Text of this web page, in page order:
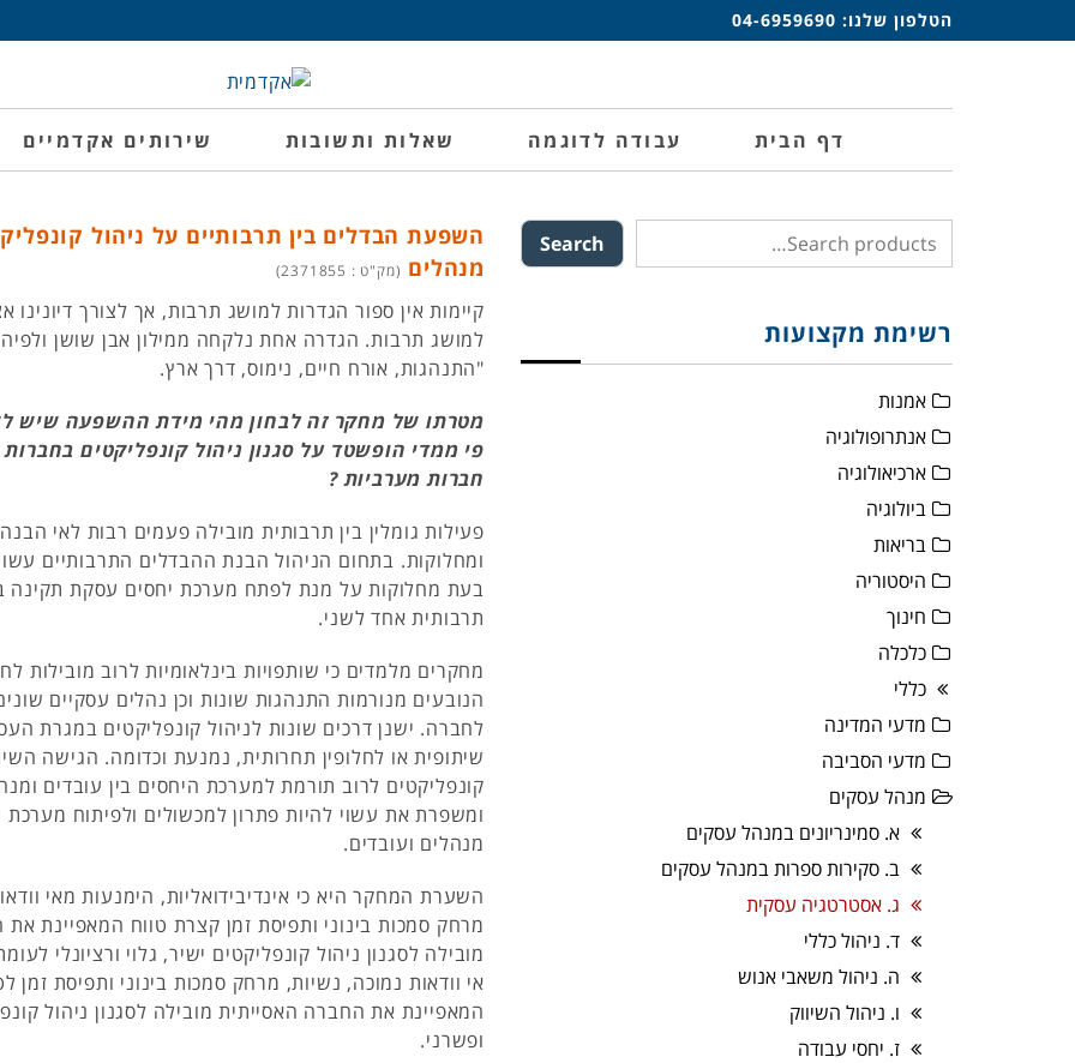
הטלפון שלנו: 04-6959690
דף הבית עבודה לדוגמה שאלות ותשובות שירותים אקדמיים
השפעת הבדלים בין תרבותיים על ניהול
מנהלים (מק"ט : 2371855)
קיימות אין ספור הגדרות למושג תרבות, אך לצורך דיונינו
למושג תרבות. הגדרה אחת נלקחה ממילון אבן שושן
"התנהגות, אורח חיים, נימוס, דרך ארץ.
מטרתו של מחקר זה לבחון מהי מידת ההשפעה שיש
פי ממדי הופשטד על סגנון ניהול קונפליקטים
חברות מערביות ?
פעילות גומלין בין תרבותית מובילה פעמים רבות לאי
ומחלוקות. בתחום הניהול הבנת ההבדלים התרבותיים
בעת מחלוקות על מנת לפתח מערכת יחסים עסקת תקינה
תרבותית אחד לשני.
מחקרים מלמדים כי שותפויות בינלאומיות לרוב מובילות
הנובעים מנורמות התנהגות שונות וכן נהלים עסקיים
לחברה. ישנן דרכים שונות לניהול קונפליקטים במגרת
שיתופית או לחלופין תחרותית, נמנעת וכדומה. הגישה
קונפליקטים לרוב תורמת למערכת היחסים בין עובדים
ומשפרת את עשוי להיות פתרון למכשולים ולפיתוח מערכת
מנהלים ועובדים.
השערת המחקר היא כי אינדיבידואליות, הימנעות מאי
מרחק סמכות בינוני ותפיסת זמן קצרת טווח המאפיינת
מובילה לסגנון ניהול קונפליקטים ישיר, גלוי ורציונלי
אי וודאות נמוכה, נשיות, מרחק סמכות בינוני ותפיסת זמן
המאפיינת את החברה האסייתית מובילה לסגנון ניהול
ופשרני.
Search
רשימת מקצועות
אמנות
אנתרופולוגיה
ארכיאולוגיה
ביולוגיה
בריאות
היסטוריה
חינוך
כלכלה
כללי
מדעי המדינה
מדעי הסביבה
מנהל עסקים
א. סמינריונים במנהל עסקים
ב. סקירות ספרות במנהל עסקים
ג. אסטרטגיה עסקית
ד. ניהול כללי
ה. ניהול משאבי אנוש
ו. ניהול השיווק
ז. יחסי עבודה